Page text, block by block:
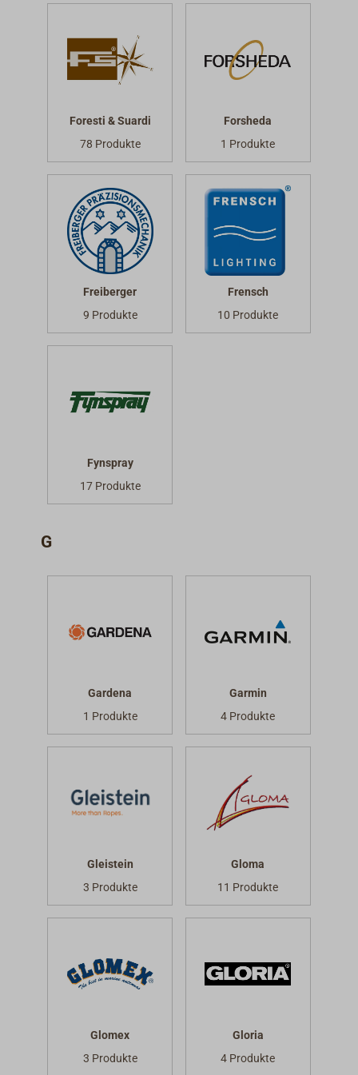
Foresti & Suardi
78 Produkte
Forsheda
1 Produkte
Freiberger
9 Produkte
Frensch
10 Produkte
Fynspray
17 Produkte
G
Gardena
1 Produkte
Garmin
4 Produkte
Gleistein
3 Produkte
Gloma
11 Produkte
Glomex
3 Produkte
Gloria
4 Produkte